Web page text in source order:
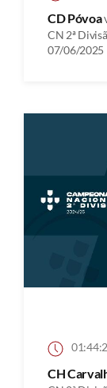
CD Póvoa
CN 2ª
07/06/2025
CH